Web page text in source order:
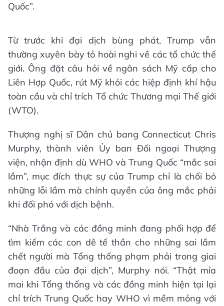
Quốc”.
Từ trước khi đại dịch bùng phát, Trump vẫn
thường xuyên bày tỏ hoài nghi về các tổ chức thế
giới. Ông đặt câu hỏi về ngân sách Mỹ cấp cho
Liên Hợp Quốc, rút Mỹ khỏi các hiệp định khí hậu
toàn cầu và chỉ trích Tổ chức Thương mại Thế giới
(WTO).
Thượng nghị sĩ Dân chủ bang Connecticut Chris
Murphy, thành viên Ủy ban Đối ngoại Thượng
viện, nhận định dù WHO và Trung Quốc “mắc sai
lầm”, mục đích thực sự của Trump chỉ là chối bỏ
những lỗi lầm mà chính quyền của ông mắc phải
khi đối phó với dịch bệnh.
“Nhà Trắng và các đồng minh đang phối hợp để
tìm kiếm các con dê tế thần cho những sai lầm
chết người mà Tổng thống phạm phải trong giai
đoạn đầu của đại dịch”, Murphy nói. “Thật mỉa
mai khi Tổng thống và các đồng minh hiện tại lại
chỉ trích Trung Quốc hay WHO vì mềm mỏng với